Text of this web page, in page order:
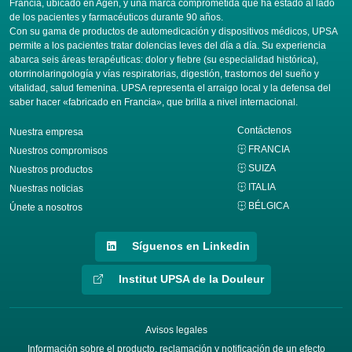
Francia, ubicado en Agen, y una marca comprometida que ha estado al lado
de los pacientes y farmacéuticos durante 90 años.
Con su gama de productos de automedicación y dispositivos médicos, UPSA
permite a los pacientes tratar dolencias leves del día a día. Su experiencia
abarca seis áreas terapéuticas: dolor y fiebre (su especialidad histórica),
otorrinolaringología y vías respiratorias, digestión, trastornos del sueño y
vitalidad, salud femenina. UPSA representa el arraigo local y la defensa del
saber hacer «fabricado en Francia», que brilla a nivel internacional.
Nuestra empresa
Nuestros compromisos
Nuestros productos
Nuestras noticias
Únete a nosotros
Contáctenos
FRANCIA
SUIZA
ITALIA
BÉLGICA
Síguenos en Linkedin
Institut UPSA de la Douleur
Avisos legales
Información sobre el producto, reclamación y notificación de un efecto